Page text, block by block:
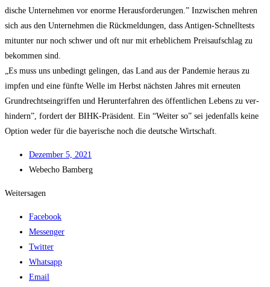
di­sche Unter­neh­men vor enor­me Her­aus­for­de­run­gen.” Inzwi­schen meh­ren
sich aus den Unter­neh­men die Rück­mel­dun­gen, dass Anti­gen-Schnell­tests
mit­un­ter nur noch schwer und oft nur mit erheb­li­chem Preis­auf­schlag zu
bekom­men sind.
„Es muss uns unbe­dingt gelin­gen, das Land aus der Pan­de­mie her­aus zu
imp­fen und eine fünf­te Wel­le im Herbst nächs­ten Jah­res mit erneu­ten
Grund­rechts­ein­grif­fen und Her­un­ter­fah­ren des öffent­li­chen Lebens zu ver­
hin­dern”, for­dert der BIHK-Prä­si­dent. Ein “Wei­ter so” sei jeden­falls kei­ne
Opti­on weder für die baye­ri­sche noch die deut­sche Wirtschaft.
Dezem­ber 5, 2021
Web­echo Bamberg
Weitersagen
Facebook
Messenger
Twitter
Whatsapp
Email